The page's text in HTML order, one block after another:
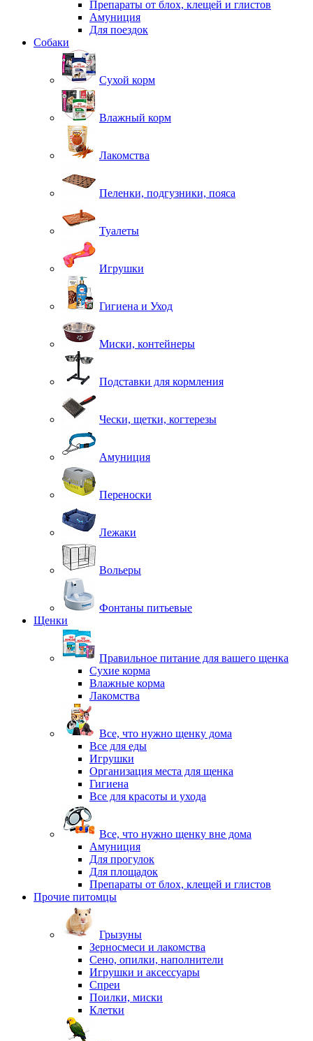
Препараты от блох, клещей и глистов
Амуниция
Для поездок
Собаки
Сухой корм
Влажный корм
Лакомства
Пеленки, подгузники, пояса
Туалеты
Игрушки
Гигиена и Уход
Миски, контейнеры
Подставки для кормления
Чески, щетки, когтерезы
Амуниция
Переноски
Лежаки
Вольеры
Фонтаны питьевые
Щенки
Правильное питание для вашего щенка
Сухие корма
Влажные корма
Лакомства
Все, что нужно щенку дома
Все для еды
Игрушки
Организация места для щенка
Гигиена
Все для красоты и ухода
Все, что нужно щенку вне дома
Амуниция
Для прогулок
Для площадок
Препараты от блох, клещей и глистов
Прочие питомцы
Грызуны
Зерносмеси и лакомства
Сено, опилки, наполнители
Игрушки и аксессуары
Спреи
Поилки, миски
Клетки